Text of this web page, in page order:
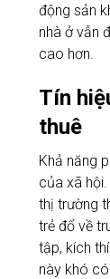
động sản
nhà ở vẫn
cao hơn.
Tín
thuê
Khả năng
của xã
thị trường
trẻ đổ về
tập, kích
này khó